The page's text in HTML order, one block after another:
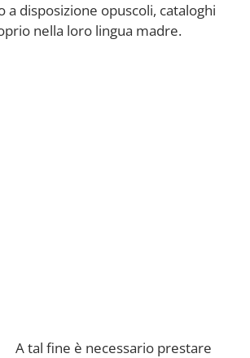
disposizione opuscoli, cataloghi
nella loro lingua madre.
A tal fine è necessario prestare